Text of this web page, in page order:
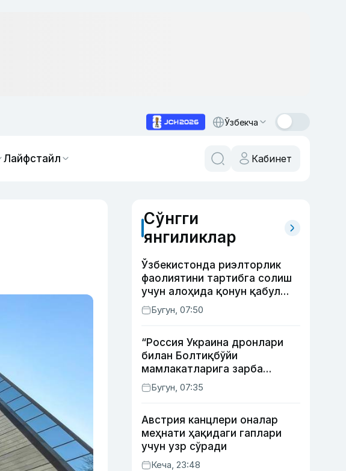
Ўзбекча
Лайфстайл Кабинет
Сўнгги
янгиликлар
Ўзбекистонда риэлторлик
фаолиятини тартибга солиш
учун алоҳида қонун қабул
қилинди
Бугун, 07:50
“Россия Украина дронлари
билан Болтиқбўйи
мамлакатларига зарба
бермоқчи” — Литва мудофаа
вазири
Бугун, 07:35
Австрия канцлери оналар
меҳнати ҳақидаги гаплари
учун узр сўради
Кеча, 23:48